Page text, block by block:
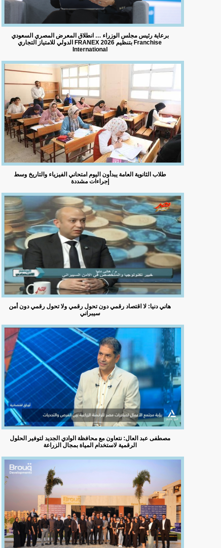
برعاية رئيس مجلس الوزراء … انطلاق المعرض المصري السعودي
الدولي للامتياز التجاري FRANEX 2026 بتنظيم Franchise
International
طلاب الثانوية العامة يبدأون اليوم امتحاني الفيزياء والتاريخ وسط
إجراءات مشددة
هاني دنيا: لا اقتصاد رقمي دون تحول رقمي ولا تحول رقمي دون أمن
سيبراني
مصطفى عبد العال: نتعاون مع محافظة الوادي الجديد لتوفير الحلول
الرقمية لاستخدام المياة بمجال الزراعة